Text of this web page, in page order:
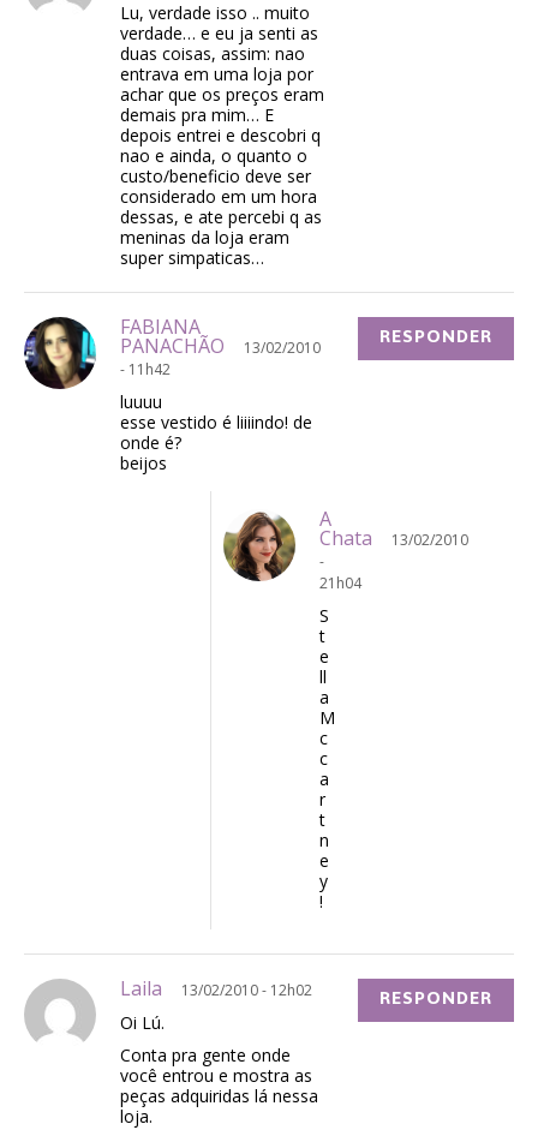
Lu, verdade isso .. muito
verdade… e eu ja senti as
duas coisas, assim: nao
entrava em uma loja por
achar que os preços eram
demais pra mim… E
depois entrei e descobri q
nao e ainda, o quanto o
custo/beneficio deve ser
considerado em um hora
dessas, e ate percebi q as
meninas da loja eram
super simpaticas…
FABIANA
PANACHÃO
13/02/2010
- 11h42
luuuu
esse vestido é liiiindo! de
onde é?
beijos
RESPONDER
A
Chata
13/02/2010
-
21h04
S
t
e
ll
a
M
c
c
a
r
t
n
e
y
!
Laila 13/02/2010 - 12h02
Oi Lú.
Conta pra gente onde
você entrou e mostra as
peças adquiridas lá nessa
loja.
RESPONDER